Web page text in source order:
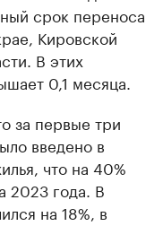
срок переноса
Кировской
В этих
0,1 месяца.
за первые три
введено в
что на 40%
2023 года. В
на 18%, в